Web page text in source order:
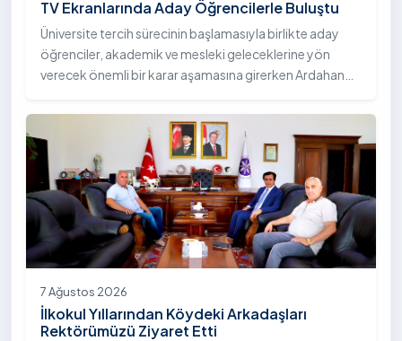
TV Ekranlarında Aday Öğrencilerle Buluştu
Üniversite tercih sürecinin başlamasıyla birlikte aday
öğrenciler, akademik ve mesleki geleceklerine yön
verecek önemli bir karar aşamasına girerken Ardahan
yaklaşımı ve sunduğu akademik imkânlarla tercih
dönemindeki adaylarla buluşmayı sürdürüyor. Bu
kapsamda Üniversitemiz Rektörü Sayın Prof. Dr. Öztürk
Emiroğlu, moderatörlüğünü Murat Şahin’in yaptığı Akit
TV'de canlı yayımlanan "Eğitim Atlası" programına
konuk olarak üniversitemizin akademik yapısı, eğitim
modeli, kalite çalışmaları ve öğrencilere sunduğu sosyal
olanaklar hakkında bilgi verdi.
7 Ağustos 2026
İlkokul Yıllarından Köydeki Arkadaşları
Rektörümüzü Ziyaret Etti